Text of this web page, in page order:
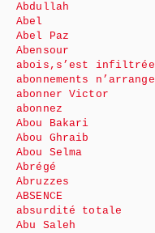
Abdullah
Abel
Abel Paz
Abensour
abois,s’est infiltrée
abonnements n’arrange
abonner Victor
abonnez
Abou Bakari
Abou Ghraib
Abou Selma
Abrégé
Abruzzes
ABSENCE
absurdité totale
Abu Saleh